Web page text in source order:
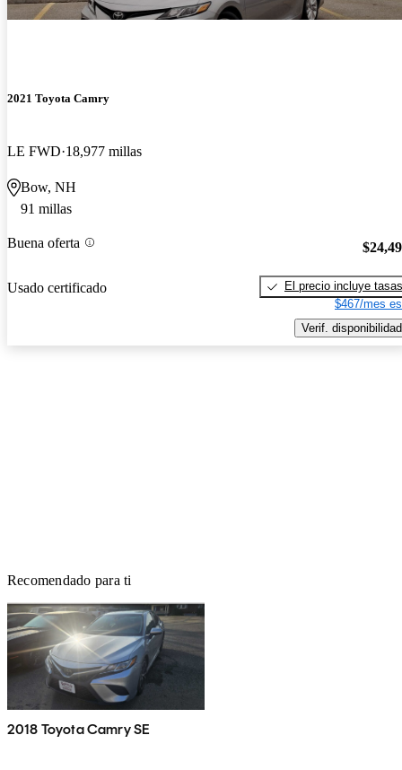
2021 Toyota Camry
LE FWD 18,977 millas
Bow, NH
91 millas
Buena oferta
Usado certificado
El precio incluye tasas
$467/mes
Verif. disponibilidad
Recomendado para ti
2018 Toyota Camry SE